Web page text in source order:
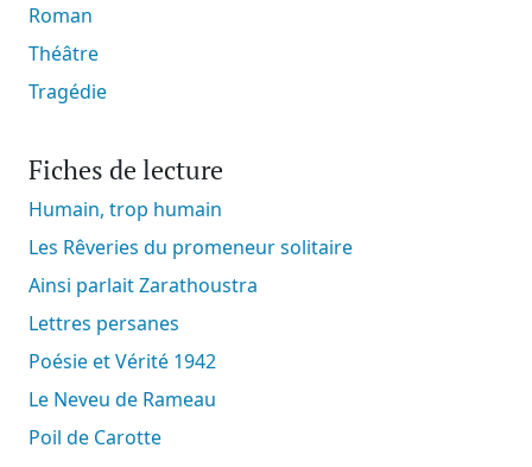
Roman
Théâtre
Tragédie
Fiches de lecture
Humain, trop humain
Les Rêveries du promeneur solitaire
Ainsi parlait Zarathoustra
Lettres persanes
Poésie et Vérité 1942
Le Neveu de Rameau
Poil de Carotte